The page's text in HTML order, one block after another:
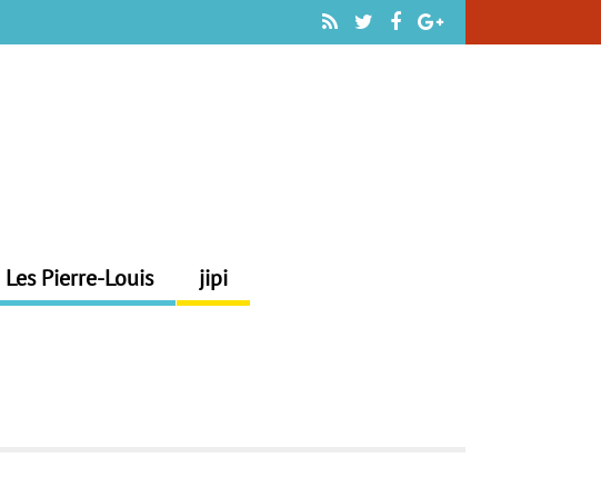
Les Pierre-Louis jipi